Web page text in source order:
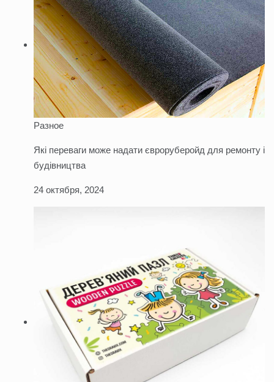
Разное
Які переваги може надати євроруберойд для ремонту і
будівництва
24 октября, 2024